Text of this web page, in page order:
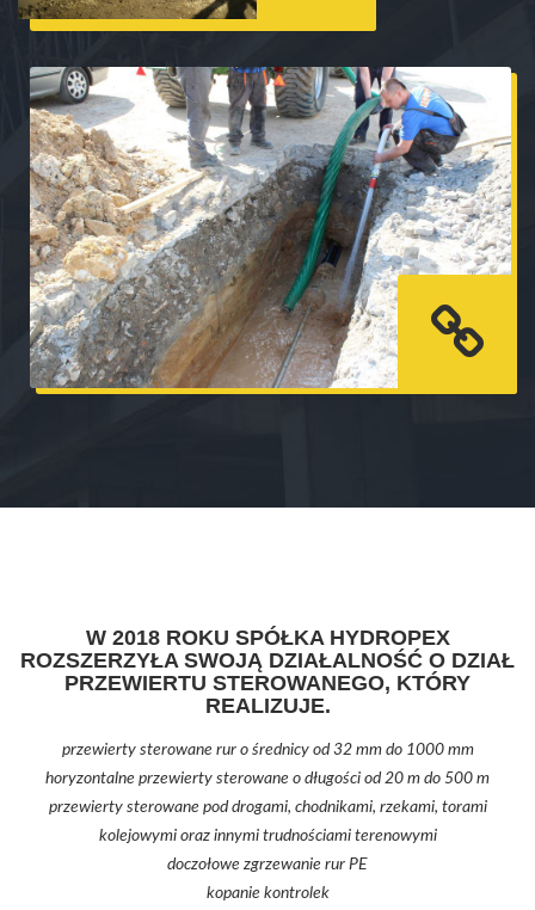
W 2018 ROKU SPÓŁKA HYDROPEX
ROZSZERZYŁA SWOJĄ DZIAŁALNOŚĆ O DZIAŁ
PRZEWIERTU STEROWANEGO, KTÓRY
REALIZUJE.
przewierty sterowane rur o średnicy od 32 mm do 1000 mm
horyzontalne przewierty sterowane o długości od 20 m do 500 m
przewierty sterowane pod drogami, chodnikami, rzekami, torami
kolejowymi oraz innymi trudnościami terenowymi
doczołowe zgrzewanie rur PE
kopanie kontrolek